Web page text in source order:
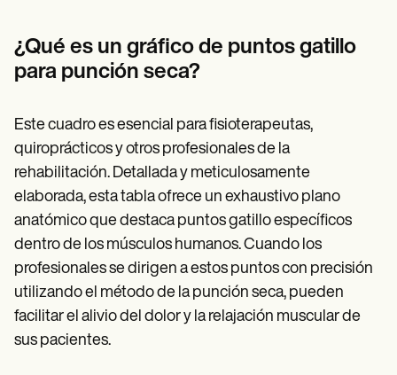
Demos
Training Hub
Webinars
Pricing
Why Carepatron?
Login
Get started
¿Qué es un gráfico de puntos gatillo
para punción seca?
Este cuadro es esencial para fisioterapeutas,
quiroprácticos y otros profesionales de la
rehabilitación. Detallada y meticulosamente
elaborada, esta tabla ofrece un exhaustivo plano
anatómico que destaca puntos gatillo específicos
dentro de los músculos humanos. Cuando los
profesionales se dirigen a estos puntos con precisión
utilizando el método de la punción seca, pueden
facilitar el alivio del dolor y la relajación muscular de
sus pacientes.